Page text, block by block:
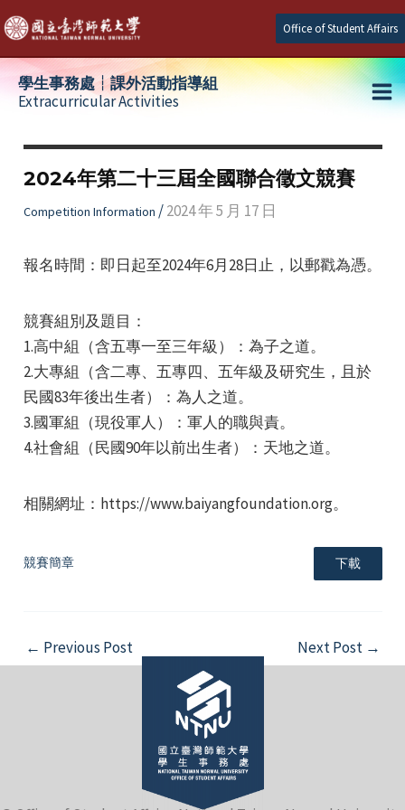
Skip
to
content
Office of Student Affairs
學生事務處┆課外活動指導組
Extracurricular Activities
2024年第二十三屆全國聯合徵文競賽
Competition Information /2024 年 5 月 17 日
報名時間：即日起至2024年6月28日止，以郵戳為憑。
競賽組別及題目：
1.高中組（含五專一至三年級）：為子之道。
2.大專組（含二專、五專四、五年級及研究生，且於
民國83年後出生者）：為人之道。
3.國軍組（現役軍人）：軍人的職與責。
4.社會組（民國90年以前出生者）：天地之道。
相關網址：https://www.baiyangfoundation.org。
競賽簡章 下載
Post
navigation
← Previous Post Next Post →